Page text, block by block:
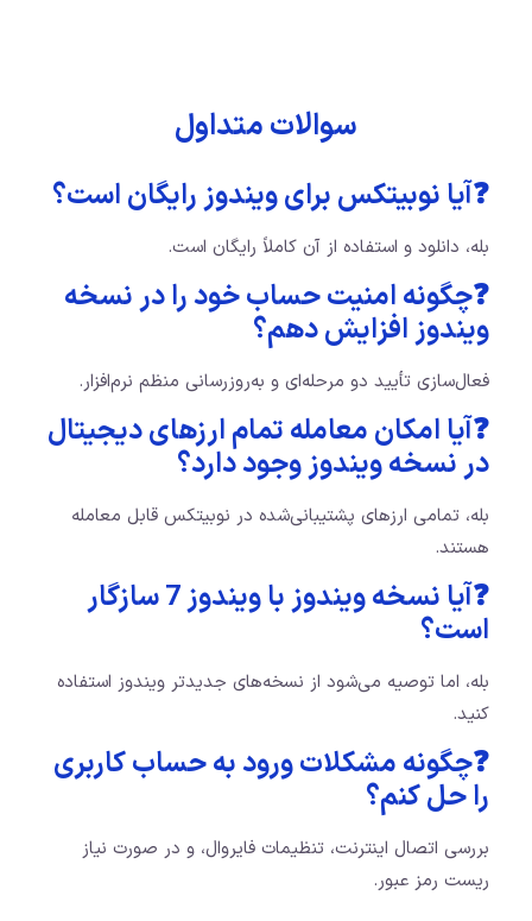
سوالات متداول
❓آیا نوبیتکس برای ویندوز رایگان است؟
بله، دانلود و استفاده از آن کاملاً رایگان است.
❓چگونه امنیت حساب خود را در نسخه
ویندوز افزایش دهم؟
فعال‌سازی تأیید دو مرحله‌ای و به‌روزرسانی منظم نرم‌افزار.
❓آیا امکان معامله تمام ارزهای دیجیتال
در نسخه ویندوز وجود دارد؟
بله، تمامی ارزهای پشتیبانی‌شده در نوبیتکس قابل معامله
هستند.
❓آیا نسخه ویندوز با ویندوز 7 سازگار
است؟
بله، اما توصیه می‌شود از نسخه‌های جدیدتر ویندوز استفاده
کنید.
❓چگونه مشکلات ورود به حساب کاربری
را حل کنم؟
بررسی اتصال اینترنت، تنظیمات فایروال، و در صورت نیاز
ریست رمز عبور.